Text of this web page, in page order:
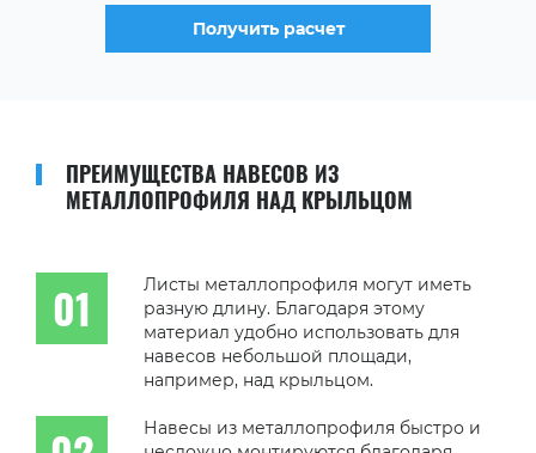
Получить расчет
ПРЕИМУЩЕСТВА НАВЕСОВ ИЗ
МЕТАЛЛОПРОФИЛЯ НАД КРЫЛЬЦОМ
Листы металлопрофиля могут иметь
разную длину. Благодаря этому
материал удобно использовать для
навесов небольшой площади,
например, над крыльцом.
Навесы из металлопрофиля быстро и